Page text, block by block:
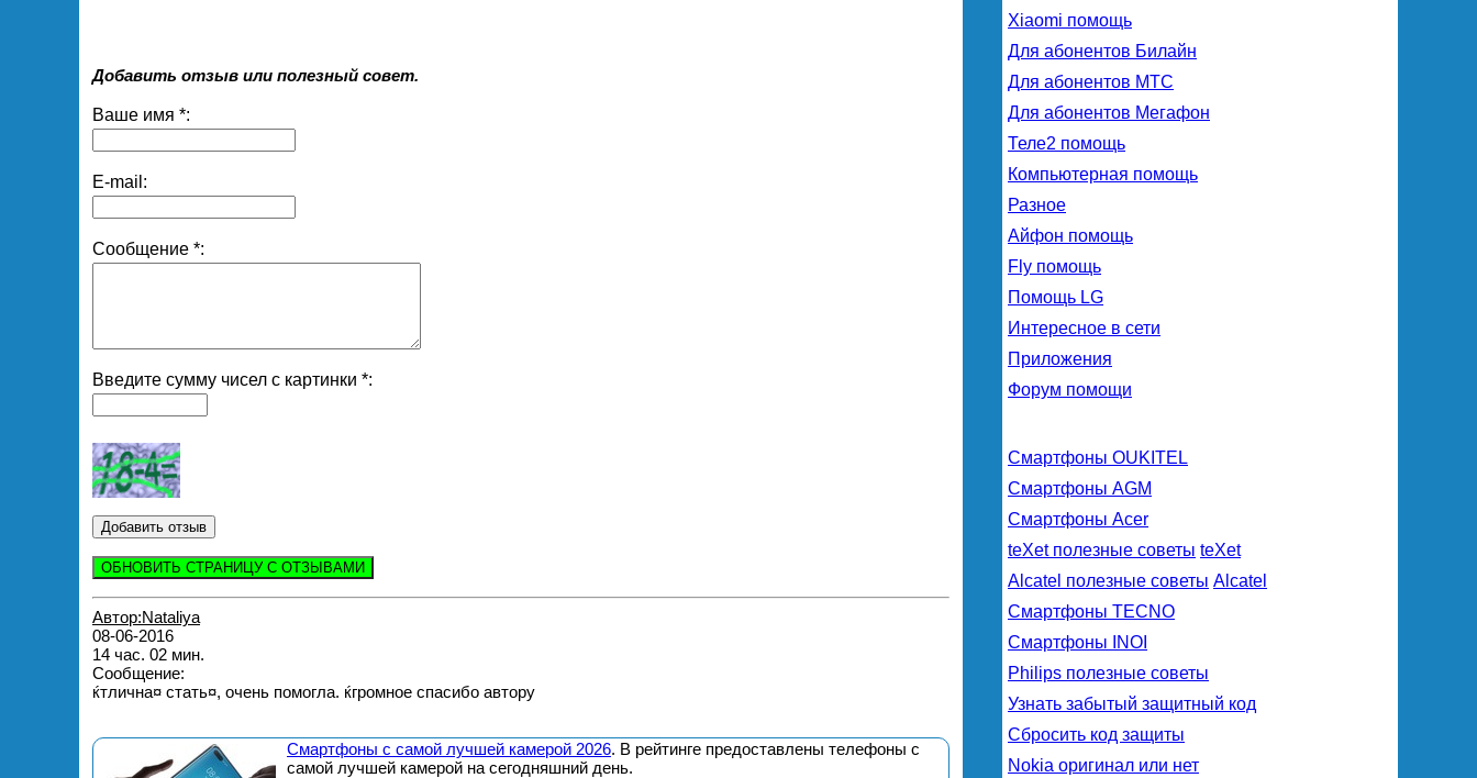
Добавить отзыв или полезный совет.
Ваше имя *:
E-mail:
Сообщение *:
Введите сумму чисел с картинки *:
ОБНОВИТЬ СТРАНИЦУ С ОТЗЫВАМИ
Автор:Nataliya
08-06-2016
14 час. 02 мин.
Сообщение:
ќтлична¤ стать¤, очень помогла. ќгромное спасибо автору
Смартфоны с самой лучшей камерой 2026. В рейтинге предоставлены телефоны с
самой лучшей камерой на сегодняшний день.
Xiaomi помощь
Для абонентов Билайн
Для абонентов МТС
Для абонентов Мегафон
Теле2 помощь
Компьютерная помощь
Разное
Айфон помощь
Fly помощь
Помощь LG
Интересное в сети
Приложения
Форум помощи
Смартфоны OUKITEL
Смартфоны AGM
Смартфоны Acer
teXet полезные советы teXet
Alcatel полезные советы Alcatel
Смартфоны TECNO
Смартфоны INOI
Philips полезные советы
Узнать забытый защитный код
Сбросить код защиты
Nokia оригинал или нет